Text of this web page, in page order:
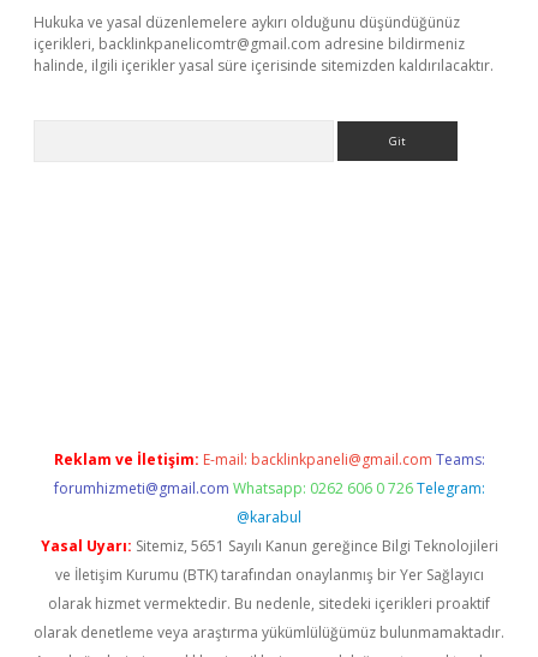
Hukuka ve yasal düzenlemelere aykırı olduğunu düşündüğünüz
içerikleri, backlinkpanelicomtr@gmail.com adresine bildirmeniz
halinde, ilgili içerikler yasal süre içerisinde sitemizden kaldırılacaktır.
Reklam ve İletişim: E-mail: backlinkpaneli@gmail.com Teams:
forumhizmeti@gmail.com Whatsapp: 0262 606 0 726 Telegram:
@karabul
Yasal Uyarı: Sitemiz, 5651 Sayılı Kanun gereğince Bilgi Teknolojileri
ve İletişim Kurumu (BTK) tarafından onaylanmış bir Yer Sağlayıcı
olarak hizmet vermektedir. Bu nedenle, sitedeki içerikleri proaktif
olarak denetleme veya araştırma yükümlülüğümüz bulunmamaktadır.